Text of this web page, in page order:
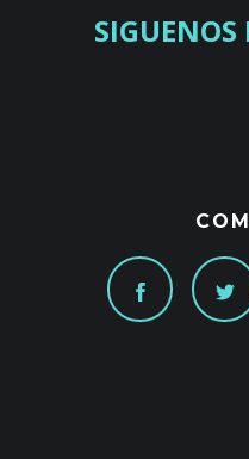
SIGUENOS